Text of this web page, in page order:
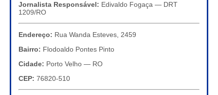
Jornalista Responsável: Edivaldo Fogaça — DRT
1209/RO
Endereço: Rua Wanda Esteves, 2459
Bairro: Flodoaldo Pontes Pinto
Cidade: Porto Velho — RO
CEP: 76820-510